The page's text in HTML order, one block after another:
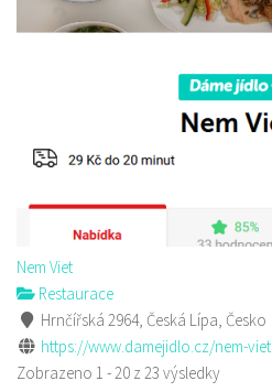
Nem Viet
Restaurace
Hrnčířská 2964, Česká Lípa, Česko
https://www.damejidlo.cz/nem-viet
Zobrazeno 1 - 20 z 23 výsledky